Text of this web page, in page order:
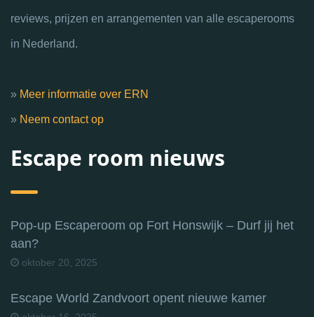
reviews, prijzen en arrangementen van alle escaperooms
in Nederland.
» Meer informatie over ERN
» Neem contact op
Escape room nieuws
Pop-up Escaperoom op Fort Honswijk – Durf jij het
aan?
oktober 20, 2025
Escape World Zandvoort opent nieuwe kamer